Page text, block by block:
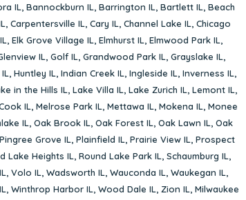
IL, Bannockburn IL, Barrington IL, Bartlett IL, Beach
, Carpentersville IL, Cary IL, Channel Lake IL, Chicago
, Elk Grove Village IL, Elmhurst IL, Elmwood Park IL,
IL, Golf IL, Grandwood Park IL, Grayslake IL,
, Huntley IL, Indian Creek IL, Ingleside IL, Inverness IL,
in the Hills IL, Lake Villa IL, Lake Zurich IL, Lemont IL,
IL, Melrose Park IL, Mettawa IL, Mokena IL, Monee
IL, Oak Brook IL, Oak Forest IL, Oak Lawn IL, Oak
Pingree Grove IL, Plainfield IL, Prairie View IL, Prospect
Lake Heights IL, Round Lake Park IL, Schaumburg IL,
, Volo IL, Wadsworth IL, Wauconda IL, Waukegan IL,
, Winthrop Harbor IL, Wood Dale IL, Zion IL, Milwaukee